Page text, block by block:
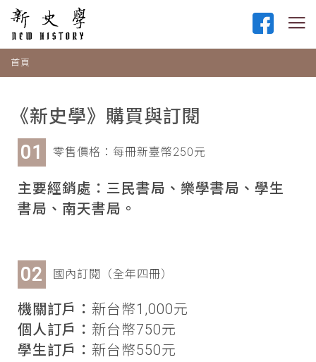
首頁
《新史學》購買與訂閱
零售價格：每冊新臺幣250元
主要經銷處：三民書局、樂學書局、學生
書局、南天書局。
國內訂閱（全年四冊）
機關訂戶： 新台幣1,000元
個人訂戶： 新台幣750元
學生訂戶： 新台幣550元